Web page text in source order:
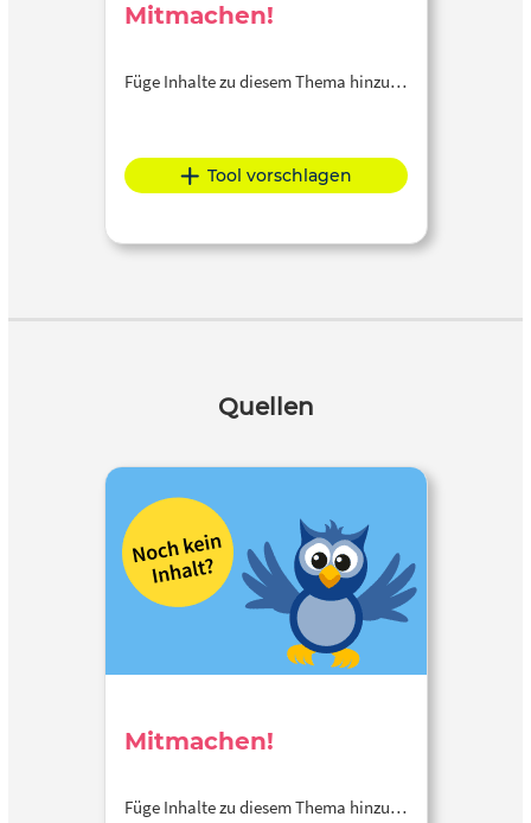
Mitmachen!
Füge Inhalte zu diesem Thema hinzu…
Tool vorschlagen
Quellen
Mitmachen!
Füge Inhalte zu diesem Thema hinzu…